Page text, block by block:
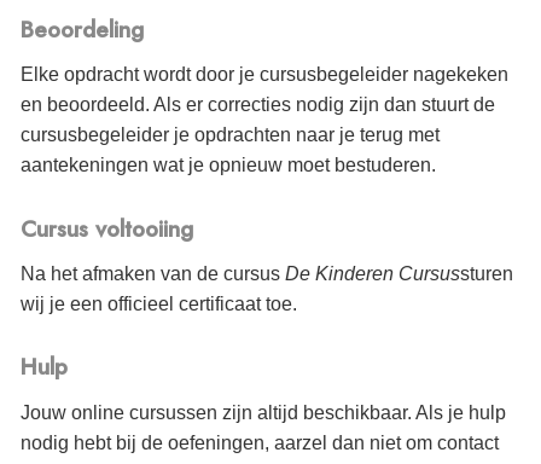
Beoordeling
Elke opdracht wordt door je cursusbegeleider nagekeken
en beoordeeld. Als er correcties nodig zijn dan stuurt de
cursusbegeleider je opdrachten naar je terug met
aantekeningen wat je opnieuw moet bestuderen.
Cursus voltooiing
Na het afmaken van de cursus De Kinderen Cursussturen
wij je een officieel certificaattoe.
Hulp
Jouw online cursussen zijn altijd beschikbaar. Als je hulp
nodig hebt bij de oefeningen, aarzel dan niet om contact